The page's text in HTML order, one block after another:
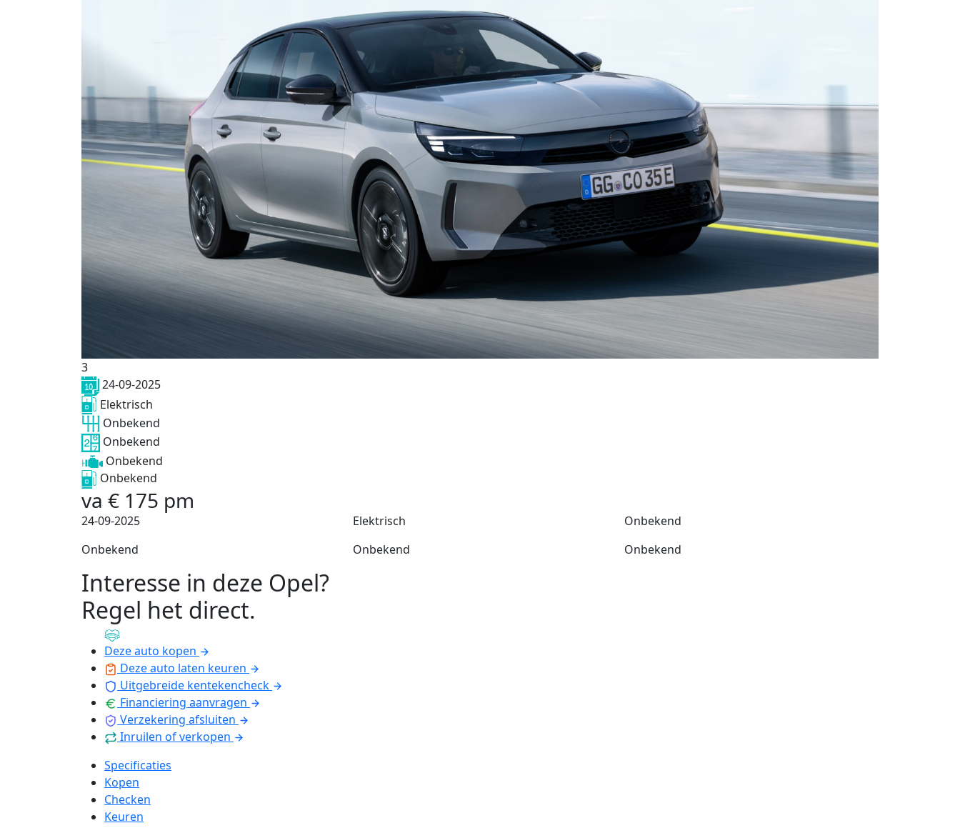
3
24-09-2025
Elektrisch
Onbekend
Onbekend
Onbekend
Onbekend
va € 175 pm
24-09-2025 Elektrisch
Onbekend
Onbekend
Onbekend Onbekend
Interesse in deze Opel?
Regel het direct.
Deze auto kopen
Deze auto laten keuren
Uitgebreide kentekencheck
Financiering aanvragen
Verzekering afsluiten
Inruilen of verkopen
Specificaties
Kopen
Checken
Keuren